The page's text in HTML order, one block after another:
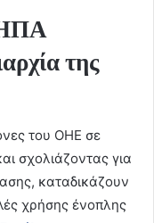
της
του ΟΗΕ σε
σχολιάζοντας για
καταδικάζουν
χρήσης ένοπλης